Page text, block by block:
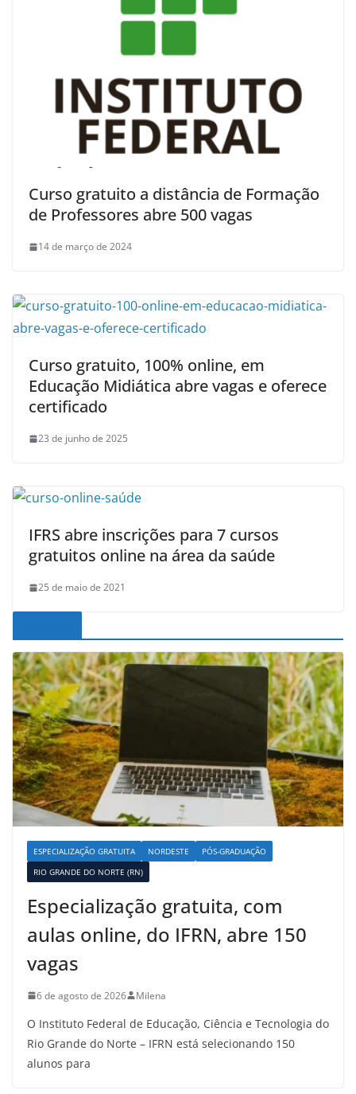
Curso gratuito a distância de Formação
de Professores abre 500 vagas
14 de março de 2024
Curso gratuito, 100% online, em
Educação Midiática abre vagas e oferece
certificado
23 de junho de 2025
IFRS abre inscrições para 7 cursos
gratuitos online na área da saúde
25 de maio de 2021
ESPECIALIZAÇÃO GRATUITA NORDESTE
PÓS-GRADUAÇÃO
RIO GRANDE DO NORTE (RN)
Especialização gratuita, com
aulas online, do IFRN, abre 150
vagas
6 de agosto de 2026 Milena
O Instituto Federal de Educação, Ciência e Tecnologia do
Rio Grande do Norte – IFRN está selecionando 150
alunos para